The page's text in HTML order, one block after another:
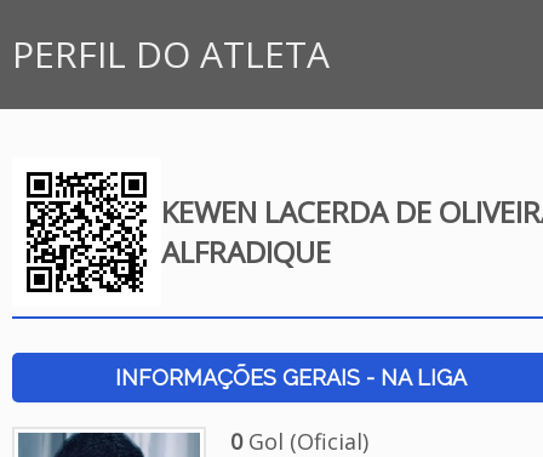
PERFIL DO ATLETA
KEWEN LACERDA DE
ALFRADIQUE
INFORMAÇÕES GERAIS - NA LIGA
0Gol (Oficial)